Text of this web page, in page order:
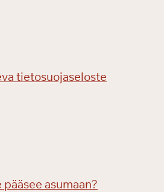
tietosuojaseloste
asumaan?